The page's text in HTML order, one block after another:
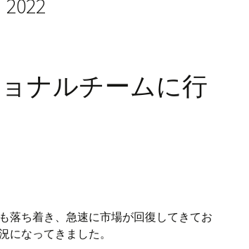
ナルチームに行
落ち着き、急速に市場が回復してきてお
になってきました。